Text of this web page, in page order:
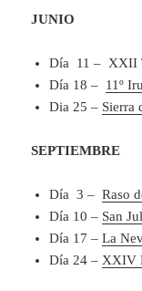
JUNIO
Día 11 – XXII
Día 18 – 11º
Dia 25 – Sierra
SEPTIEMBRE
Día 3 –Raso
Día 10 – San
Día 17 –La
Día 24 – XXIV